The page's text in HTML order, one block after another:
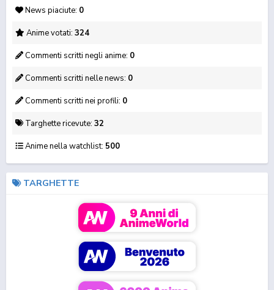
Shadow 2
News piaciute: 0
Anime votati: 324
Commenti scritti negli anime: 0
Commenti scritti nelle news: 0
Commenti scritti nei profili: 0
Targhette ricevute: 32
Anime nella watchlist: 500
TARGHETTE